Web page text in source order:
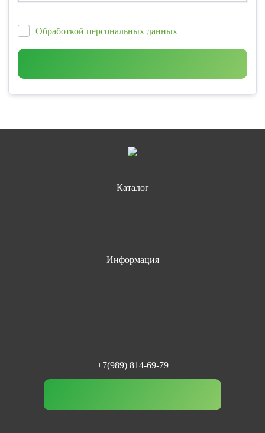
Обработкой персональных данных
Каталог
Информация
+7(989) 814-69-79